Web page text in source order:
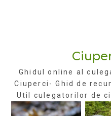
Ghidul online al
Ciuperci- Ghid de
Util culegatorilor de